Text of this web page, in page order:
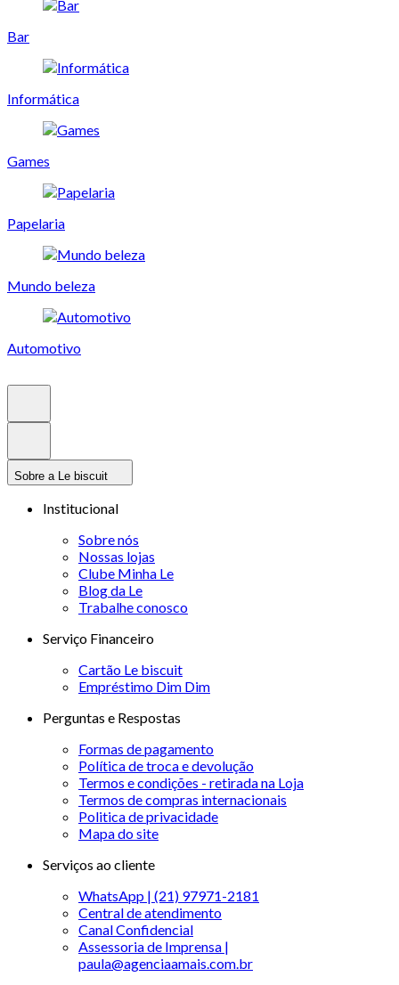
Bar
Informática
Games
Papelaria
Mundo beleza
Automotivo
Sobre a Le biscuit
Institucional
Sobre nós
Nossas lojas
Clube Minha Le
Blog da Le
Trabalhe conosco
Serviço Financeiro
Cartão Le biscuit
Empréstimo Dim Dim
Perguntas e Respostas
Formas de pagamento
Política de troca e devolução
Termos e condições - retirada na Loja
Termos de compras internacionais
Politica de privacidade
Mapa do site
Serviços ao cliente
WhatsApp | (21) 97971-2181
Central de atendimento
Canal Confidencial
Assessoria de Imprensa |
paula@agenciaamais.com.br